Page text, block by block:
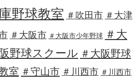
庫野球教室 ＃吹田市 ＃大津
＃大阪市 ＃大阪市少年野球 ＃大
野球スクール ＃大阪野球
室 ＃守山市 ＃川西市 ＃川西市